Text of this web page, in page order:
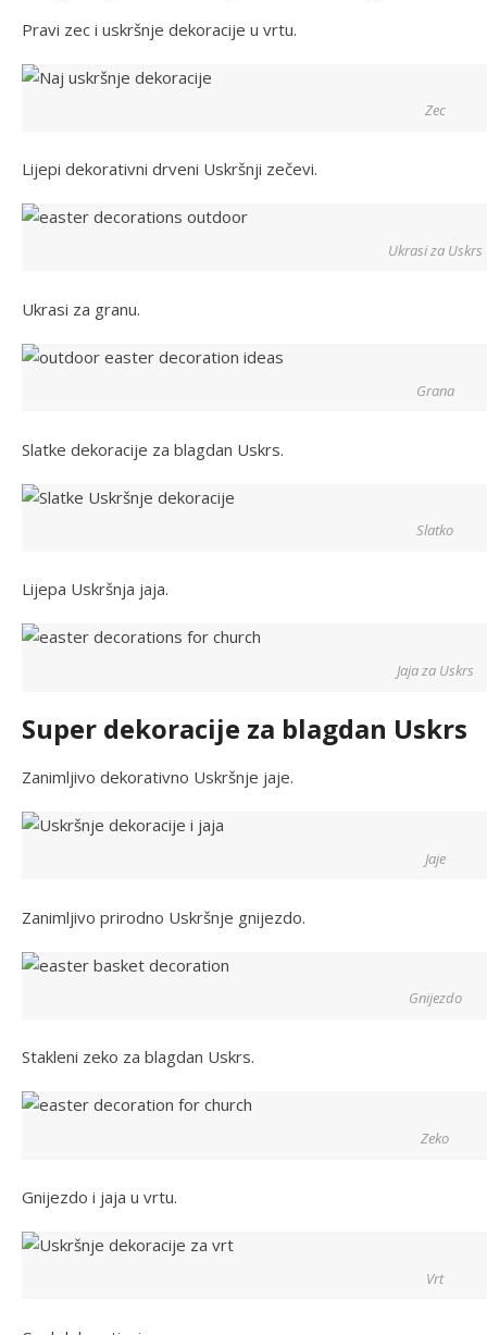
Pravi zec i uskršnje dekoracije u vrtu.
Zec
Lijepi dekorativni drveni Uskršnji zečevi.
Ukrasi za Uskrs
Ukrasi za granu.
Grana
Slatke dekoracije za blagdan Uskrs.
Slatko
Lijepa Uskršnja jaja.
Jaja za Uskrs
Super dekoracije za blagdan Uskrs
Zanimljivo dekorativno Uskršnje jaje.
Jaje
Zanimljivo prirodno Uskršnje gnijezdo.
Gnijezdo
Stakleni zeko za blagdan Uskrs.
Zeko
Gnijezdo i jaja u vrtu.
Vrt